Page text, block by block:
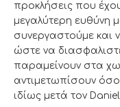
προκλήσεις που
μεγαλύτερη ευθύνη
συνεργαστούμε και
ώστε να
παραμείνουν στα
αντιμετωπίσουν όσο
ιδίως μετά τον